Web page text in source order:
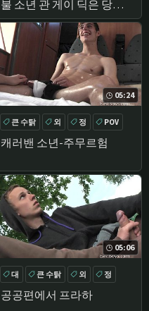
불 소년 관 게이 딕은 당신
의 몸에 좋다!
05:24
캐러밴 소년-주무르험
큰 수탉 외 정 POV
05:06
공공편에서 프라하
대 큰 수탉 외 정